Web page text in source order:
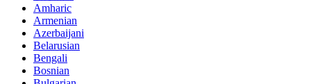
Amharic
Armenian
Azerbaijani
Belarusian
Bengali
Bosnian